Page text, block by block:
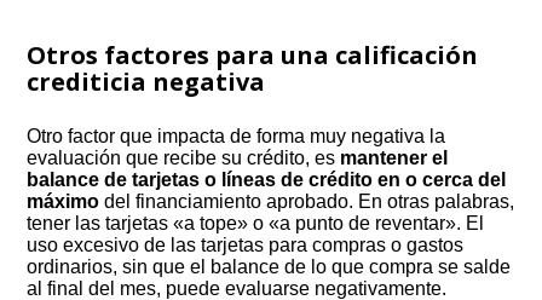
Otros factores para una calificación
crediticia negativa
Otro factor que impacta de forma muy negativa la
evaluación que recibe su crédito, es mantener el
balance de tarjetas o líneas de crédito en o cerca del
máximo del financiamiento aprobado. En otras palabras,
tener las tarjetas «a tope» o «a punto de reventar». El
uso excesivo de las tarjetas para compras o gastos
ordinarios, sin que el balance de lo que compra se salde
al final del mes, puede evaluarse negativamente.